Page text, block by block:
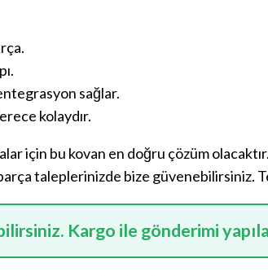
sağlar.
kolaydır.
için bu kovan en doğru çözüm
taleplerinizde bize güvenebilirsiniz.
Kargo ile gönderimi